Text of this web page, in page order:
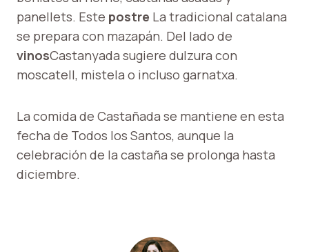
panellets. Este postre La tradicional catalana
se prepara con mazapán. Del lado de
vinosCastanyada sugiere dulzura con
moscatell, mistela o incluso garnatxa.
La comida de Castañada se mantiene en esta
fecha de Todos los Santos, aunque la
celebración de la castaña se prolonga hasta
diciembre.